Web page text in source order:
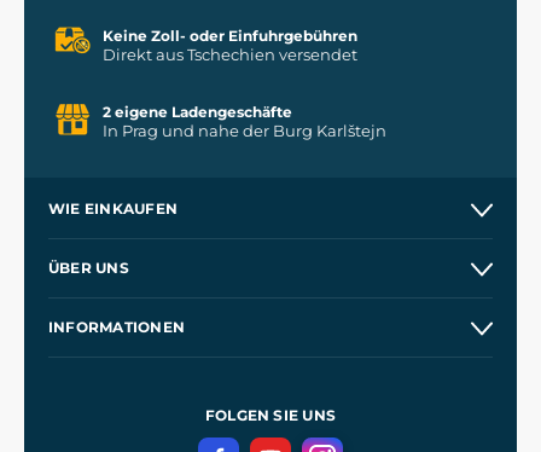
Keine Zoll- oder Einfuhrgebühren
Direkt aus Tschechien versendet
2 eigene Ladengeschäfte
In Prag und nahe der Burg Karlštejn
WIE EINKAUFEN
Kontakt
ÜBER UNS
INFORMATIONEN
DatenschutzerklärungFOLGEN SIE UNS